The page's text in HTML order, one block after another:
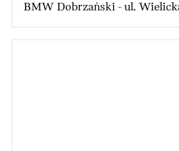
BMW Dobrzański - ul.